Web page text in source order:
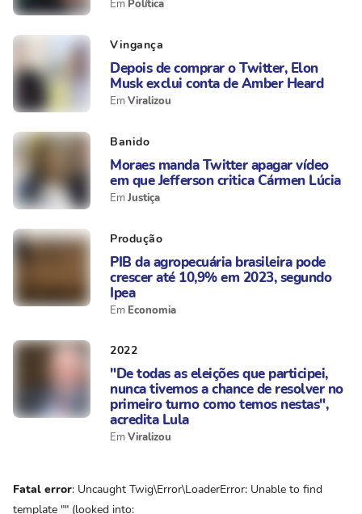
Política
Vingança
Depois de comprar o Twitter, Elon
Musk exclui conta de Amber Heard
Viralizou
Banido
Moraes manda Twitter apagar vídeo
em que Jefferson critica Cármen Lúcia
Justiça
Produção
PIB da agropecuária brasileira pode
crescer até 10,9% em 2023, segundo
Ipea
Economia
2022
"De todas as eleições que participei,
nunca tivemos a chance de resolver no
primeiro turno como temos nestas",
acredita Lula
Viralizou
Fatal error: Uncaught Twig\Error\LoaderError: Unable to find
template "" (looked into: